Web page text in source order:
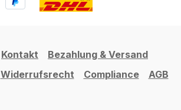
Kontakt
Bezahlung & Versand
Widerrufsrecht Compliance AGB